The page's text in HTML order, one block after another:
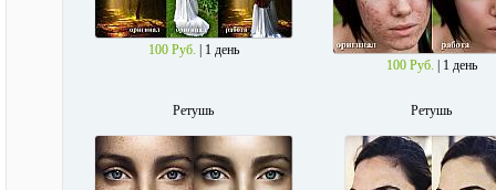
100 Руб. | 1 день
100 Руб. | 1 день
Ретушь Ретушь